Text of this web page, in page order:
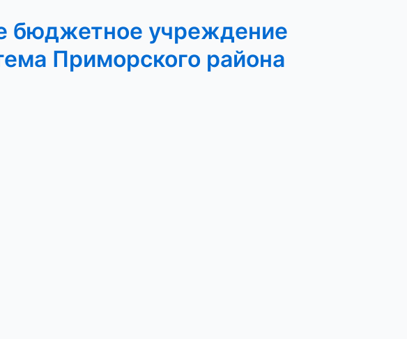
бюджетное учреждение
Приморского района